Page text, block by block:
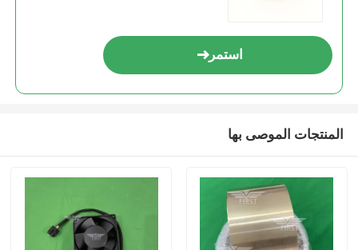
استمر
المنتجات الموصى بها